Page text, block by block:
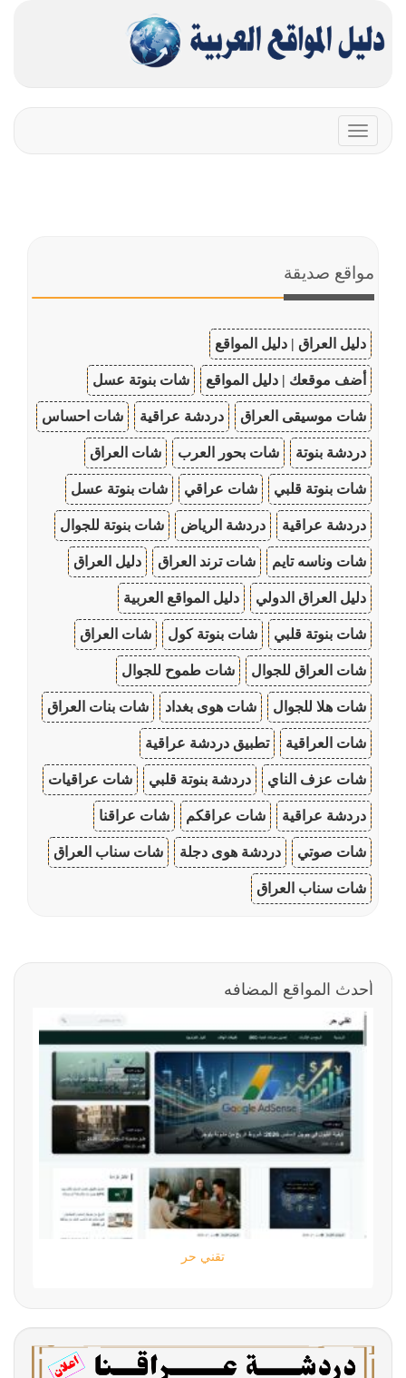
Toggle
navigation
مواقع صديقة
دليل العراق | دليل المواقع
أضف موقعك | دليل المواقع شات بنوتة عسل
شات موسيقى العراق دردشة عراقية شات احساس
دردشة بنوتة شات بحور العرب شات العراق
شات بنوتة قلبي شات عراقي شات بنوتة عسل
دردشة عراقية دردشة الرياض شات بنوتة للجوال
شات وناسه تايم شات ترند العراق دليل العراق
دليل العراق الدولي دليل المواقع العربية
شات بنوتة قلبي شات بنوتة كول شات العراق
شات العراق للجوال شات طموح للجوال
شات هلا للجوال شات هوى بغداد شات بنات العراق
شات العراقية تطبيق دردشة عراقية
شات عزف الناي دردشة بنوتة قلبي شات عراقيات
دردشة عراقية شات عراقكم شات عراقنا
شات صوتي دردشة هوى دجلة شات سناب العراق
شات سناب العراق
أحدث المواقع المضافه
تقني حر